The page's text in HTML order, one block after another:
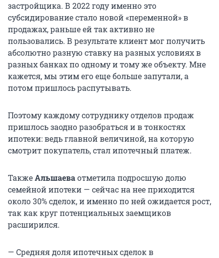
застройщика. В 2022 году именно это
субсидирование стало новой «переменной» в
продажах, раньше ей так активно не
пользовались. В результате клиент мог получить
абсолютно разную ставку на разных условиях в
разных банках по одному и тому же объекту. Мне
кажется, мы этим его еще больше запутали, а
потом пришлось распутывать.
Поэтому каждому сотруднику отделов продаж
пришлось заодно разобраться и в тонкостях
ипотеки: ведь главной величиной, на которую
смотрит покупатель, стал ипотечный платеж.
ТакжеАльшаеваотметила подросшую долю
семейной ипотеки — сейчас на нее приходится
около 30% сделок, и именно по ней ожидается рост,
так как круг потенциальных заемщиков
расширился.
— Средняя доля ипотечных сделок в